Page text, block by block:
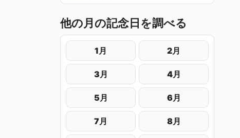
他の月の記念日を調べる
1月 2月
3月 4月
5月 6月
7月 8月